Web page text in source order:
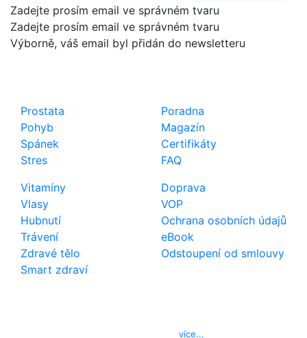
Zadejte prosím email ve správném tvaru
Zadejte prosím email ve správném tvaru
Výborně, váš email byl přidán do newsletteru
Prostata
Pohyb
Spánek
Stres
Vitamíny
Vlasy
Hubnutí
Trávení
Zdravé tělo
Smart zdraví
Poradna
Magazín
Certifikáty
FAQ
Doprava
VOP
Ochrana osobních údajů
eBook
Odstoupení od smlouvy
více...